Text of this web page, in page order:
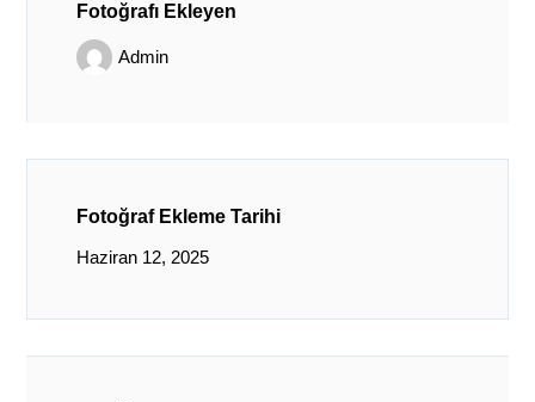
Fotoğrafı Ekleyen
Admin
Fotoğraf Ekleme Tarihi
Haziran 12, 2025